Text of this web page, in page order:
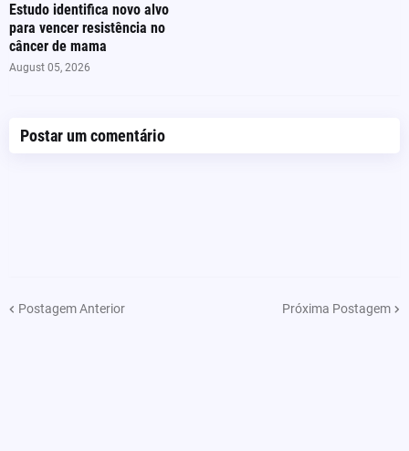
Estudo identifica novo alvo
para vencer resistência no
câncer de mama
August 05, 2026
Postar um comentário
Postagem Anterior Próxima Postagem